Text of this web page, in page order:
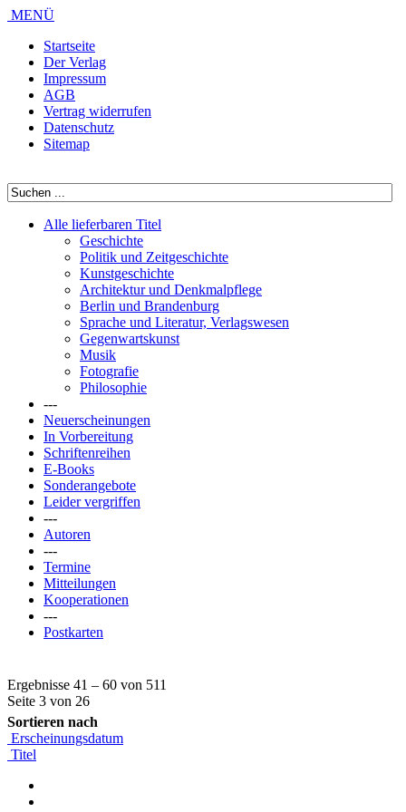
MENÜ
Startseite
Der Verlag
Impressum
AGB
Vertrag widerrufen
Datenschutz
Sitemap
Alle lieferbaren Titel
Geschichte
Politik und Zeitgeschichte
Kunstgeschichte
Architektur und Denkmalpflege
Berlin und Brandenburg
Sprache und Literatur, Verlagswesen
Gegenwartskunst
Musik
Fotografie
Philosophie
---
Neuerscheinungen
In Vorbereitung
Schriftenreihen
E-Books
Sonderangebote
Leider vergriffen
---
Autoren
---
Termine
Mitteilungen
Kooperationen
---
Postkarten
Ergebnisse 41 – 60 von 511
Seite 3 von 26
Sortieren nach
Erscheinungsdatum
Titel